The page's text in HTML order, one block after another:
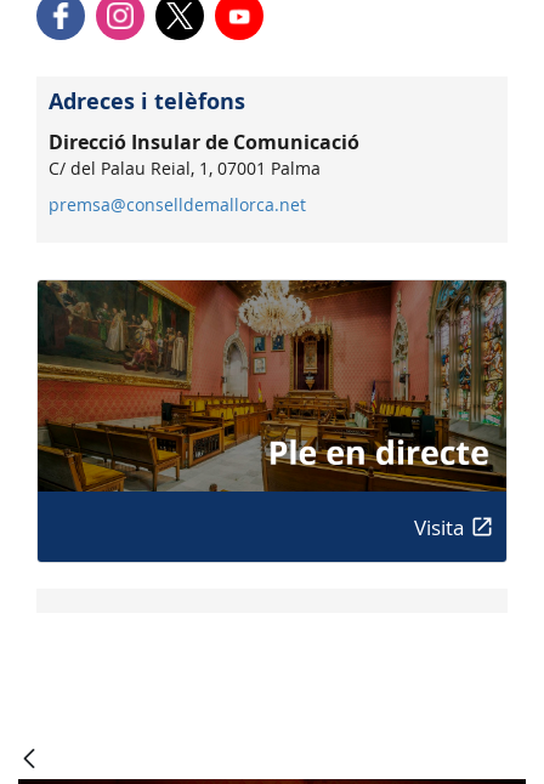
Adreces i telèfons
Direcció Insular de Comunicació
C/ del Palau Reial, 1, 07001 Palma
premsa@conselldemallorca.net
Visita